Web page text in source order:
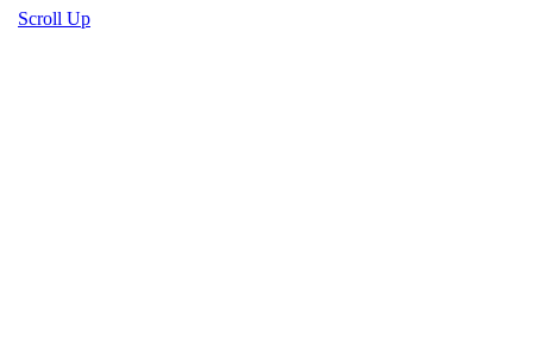
Scroll Up